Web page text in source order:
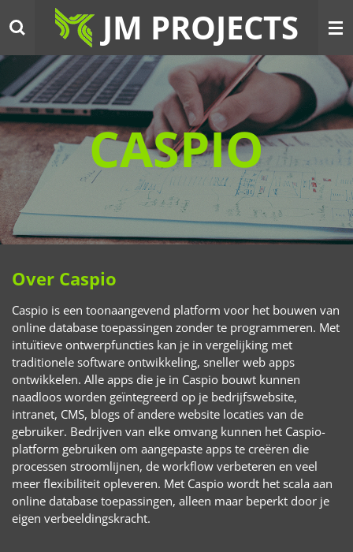
direct
hoofdinhoud
JM PROJECTS
CASPIO
Over Caspio
Caspio is een toonaangevend platform voor het bouwen van
online database toepassingen zonder te programmeren. Met
intuïtieve ontwerpfuncties kan je in vergelijking met
traditionele software ontwikkeling, sneller web apps
ontwikkelen. Alle apps die je in Caspio bouwt kunnen
naadloos worden geïntegreerd op je bedrijfswebsite,
intranet, CMS, blogs of andere website locaties van de
gebruiker. Bedrijven van elke omvang kunnen het Caspio-
platform gebruiken om aangepaste apps te creëren die
processen stroomlijnen, de workflow verbeteren en veel
meer flexibiliteit opleveren. Met Caspio wordt het scala aan
online database toepassingen, alleen maar beperkt door je
eigen verbeeldingskracht.